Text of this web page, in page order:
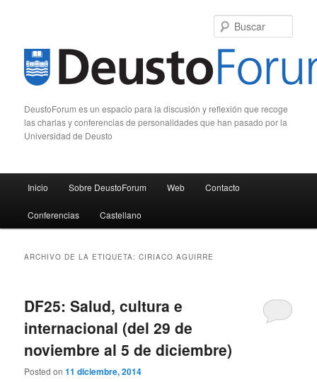
DeustoForum es un espacio para la discusión y reflexión que recoge
las charlas y conferencias de personalidades que han pasado por la
Universidad de Deusto
Ir al contenido principal
Ir al contenido secundario
Inicio Sobre DeustoForum Web Contacto
Conferencias Castellano
ARCHIVO DE LA ETIQUETA:CIRIACO AGUIRRE
DF25: Salud, cultura e
internacional (del 29 de
noviembre al 5 de diciembre)
Posted on11 diciembre, 2014